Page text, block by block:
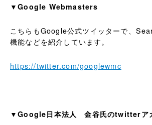
▼Google Webmasters
こちらもGoogle公式ツイッターで、
機能などを紹介しています。
https://twitter.com/googlewmc
▼Google日本法人 金谷氏のtwitterア